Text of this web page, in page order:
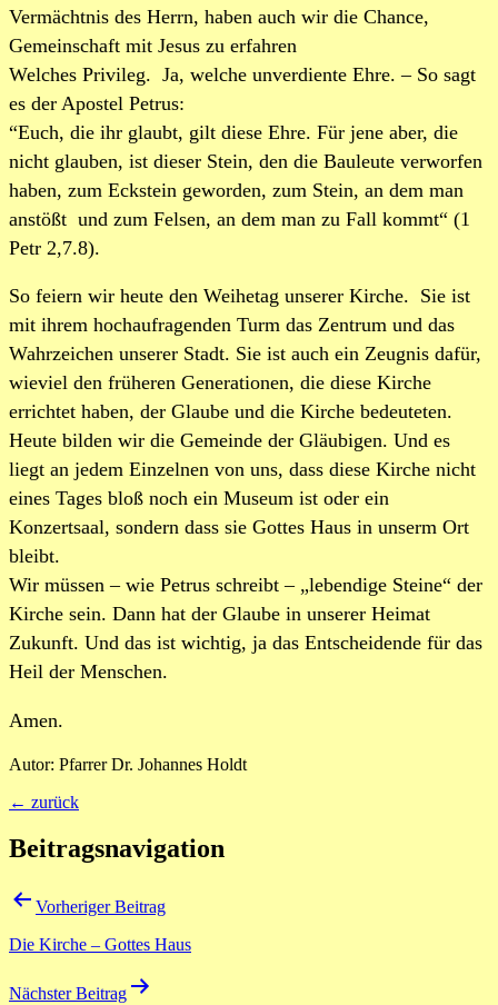
Vermächtnis des Herrn, haben auch wir die Chance,
Gemeinschaft mit Jesus zu erfahren
Welches Privileg. Ja, welche unverdiente Ehre. – So sagt
es der Apostel Petrus:
“Euch, die ihr glaubt, gilt diese Ehre. Für jene aber, die
nicht glauben, ist dieser Stein, den die Bauleute verworfen
haben, zum Eckstein geworden, zum Stein, an dem man
anstößt und zum Felsen, an dem man zu Fall kommt“ (1
Petr 2,7.8).
So feiern wir heute den Weihetag unserer Kirche. Sie ist
mit ihrem hochaufragenden Turm das Zentrum und das
Wahrzeichen unserer Stadt. Sie ist auch ein Zeugnis dafür,
wieviel den früheren Generationen, die diese Kirche
errichtet haben, der Glaube und die Kirche bedeuteten.
Heute bilden wir die Gemeinde der Gläubigen. Und es
liegt an jedem Einzelnen von uns, dass diese Kirche nicht
eines Tages bloß noch ein Museum ist oder ein
Konzertsaal, sondern dass sie Gottes Haus in unserm Ort
bleibt.
Wir müssen – wie Petrus schreibt – „lebendige Steine“ der
Kirche sein. Dann hat der Glaube in unserer Heimat
Zukunft. Und das ist wichtig, ja das Entscheidende für das
Heil der Menschen.
Amen.
Autor: Pfarrer Dr. Johannes Holdt
← zurück
Beitragsnavigation
Vorheriger Beitrag
Die Kirche – Gottes Haus
Nächster Beitrag